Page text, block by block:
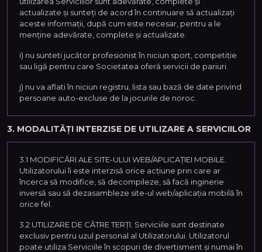
actualizate și sunteți de acord în continuare să actualizați
aceste informații, după cum este necesar, pentru a le
menține adevărate, complete și actualizate.
i) nu sunteti jucător profesionist în niciun sport, competiție
sau ligă pentru care Societatea oferă servicii de pariuri.
j) nu va aflati în niciun registru, lista sau bază de date privind
persoane auto-excluse de la jocurile de noroc.
3. MODALITĂȚI INTERZISE DE UTILIZARE A SERVICIILOR
3.1 MODIFICĂRI ALE SITE-ULUI WEB/APLICAȚIEI MOBILE.
Utilizatorului îi este interzisă orice acțiune prin care ar
încerca să modifice, să decompileze, să facă inginerie
inversă sau să dezasambleze site-ul web/aplicația mobilă în
orice fel.
3.2 UTILIZARE DE CĂTRE TERȚI. Serviciile sunt destinate
exclusiv pentru uzul personal al Utilizatorului. Utilizatorul
poate utiliza Serviciile în scopuri de divertisment și numai în